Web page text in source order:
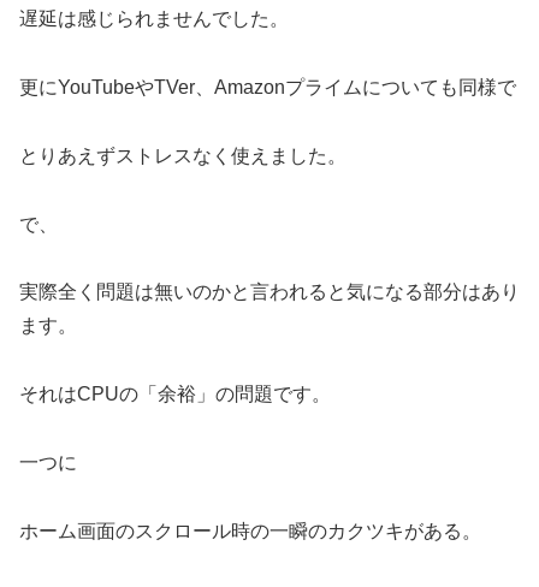
遅延は感じられませんでした。
更にYouTubeやTVer、Amazonプライムについても同様で
とりあえずストレスなく使えました。
で、
実際全く問題は無いのかと言われると気になる部分はあり
ます。
それはCPUの「余裕」の問題です。
一つに
ホーム画面のスクロール時の一瞬のカクツキがある。